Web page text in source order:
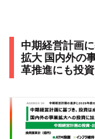
中期経営計画
拡大 国内外の
革推進にも投